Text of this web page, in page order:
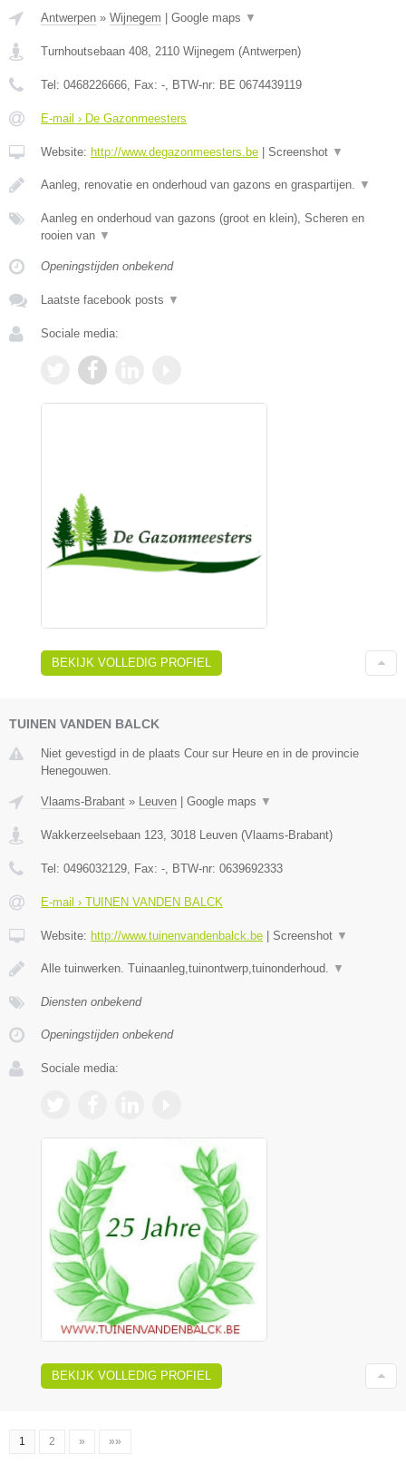
Antwerpen » Wijnegem Google maps ▼
Turnhoutsebaan 408 2110 Wijnegem (Antwerpen)
Tel: 0468226666 , Fax: - , BTW-nr: BE 0674439119
E-mail › De Gazonmeesters
Website: http://www.degazonmeesters.be Screenshot ▼
Aanleg, renovatie en onderhoud van gazons en graspartijen. ▼
Aanleg en onderhoud van gazons (groot en klein), Scheren en
rooien van ▼
Openingstijden onbekend
Laatste facebook posts ▼
Sociale media:
BEKIJK VOLLEDIG PROFIEL
TUINEN VANDEN BALCK
Niet gevestigd in de plaats Cour sur Heure en in de provincie
Henegouwen.
Vlaams-Brabant » Leuven Google maps ▼
Wakkerzeelsebaan 123 3018 Leuven (Vlaams-Brabant)
Tel: 0496032129 , Fax: - , BTW-nr: 0639692333
E-mail › TUINEN VANDEN BALCK
Website: http://www.tuinenvandenbalck.be Screenshot ▼
Alle tuinwerken. Tuinaanleg,tuinontwerp,tuinonderhoud. ▼
Diensten onbekend
Openingstijden onbekend
Sociale media:
BEKIJK VOLLEDIG PROFIEL
1 2 » »»